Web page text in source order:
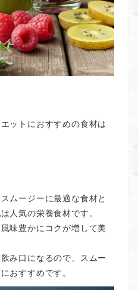
ットにおすすめの食材は
ムージーに最適な食材と
人気の栄養食材です。
味豊かにコクが増して美
み口になるので、スムー
おすすめです。